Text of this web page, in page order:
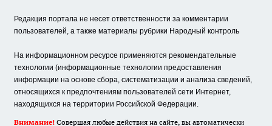
Редакция портала не несет ответственности за комментарии
пользователей, а также материалы рубрики Народный контроль
На информационном ресурсе применяются рекомендательные
технологии (информационные технологии предоставления
информации на основе сбора, систематизации и анализа сведений,
относящихся к предпочтениям пользователей сети Интернет,
находящихся на территории Российской Федерации.
Внимание! Совершая любые действия на сайте, вы автоматически